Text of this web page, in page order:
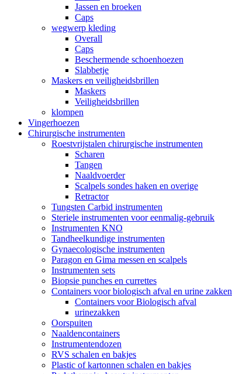
Jassen en broeken
Caps
wegwerp kleding
Overall
Caps
Beschermende schoenhoezen
Slabbetje
Maskers en veiligheidsbrillen
Maskers
Veiligheidsbrillen
klompen
Vingerhoezen
Chirurgische instrumenten
Roestvrijstalen chirurgische instrumenten
Scharen
Tangen
Naaldvoerder
Scalpels sondes haken en overige
Retractor
Tungsten Carbid instrumenten
Steriele instrumenten voor eenmalig-gebruik
Instrumenten KNO
Tandheelkundige instrumenten
Gynaecologische instrumenten
Paragon en Gima messen en scalpels
Instrumenten sets
Biopsie punches en currettes
Containers voor biologisch afval en urine zakken
Containers voor Biologisch afval
urinezakken
Oorspuiten
Naaldencontainers
Instrumentendozen
RVS schalen en bakjes
Plastic of kartonnen schalen en bakjes